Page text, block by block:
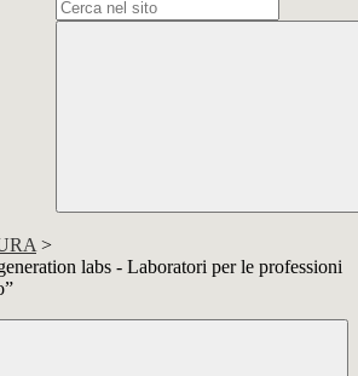
>
labs - Laboratori per le professioni